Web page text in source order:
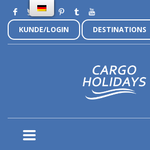
KUNDE/LOGIN DESTINATIONS